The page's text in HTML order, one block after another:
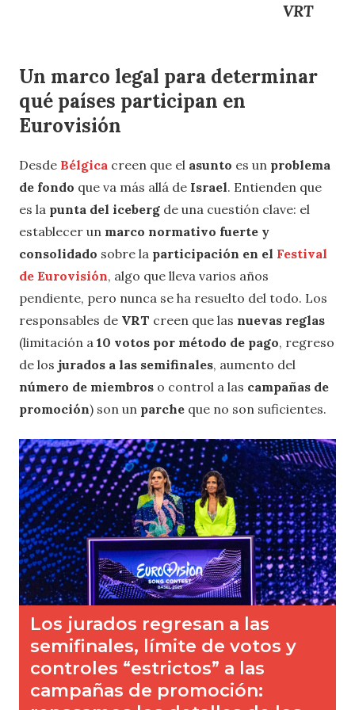
VRT
Un marco legal para determinar
qué países participan en
Eurovisión
Desde Bélgica creen que el asunto es un problema
de fondo que va más allá de Israel. Entienden que
es la punta del iceberg de una cuestión clave: el
establecer un marco normativo fuerte y
consolidado sobre la participación en el Festival
de Eurovisión, algo que lleva varios años
pendiente, pero nunca se ha resuelto del todo. Los
responsables de VRT creen que las nuevas reglas
(limitación a 10 votos por método de pago, regreso
de los jurados a las semifinales, aumento del
número de miembros o control a las campañas de
promoción) son un parche que no son suficientes.